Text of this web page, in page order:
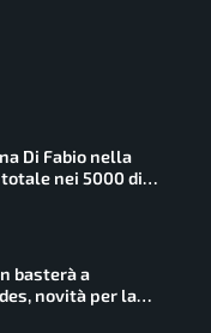
Di Fabio nella
nei 5000 di
basterà a
novità per la